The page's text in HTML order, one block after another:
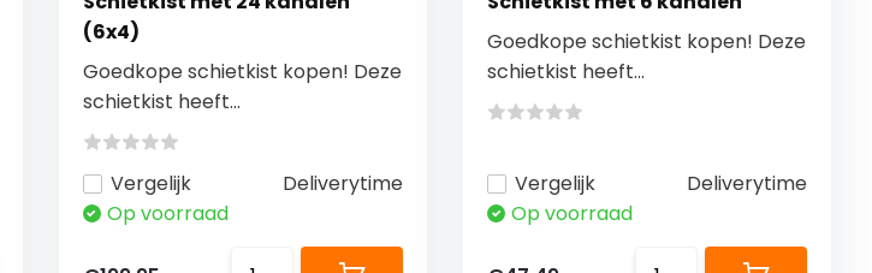
(6x4)
Goedkope schietkist kopen! Deze
schietkist heeft...
Vergelijk
Deliverytime
Op voorraad
Goedkope schietkist kopen! Deze
schietkist heeft...
Vergelijk
Deliverytime
Op voorraad